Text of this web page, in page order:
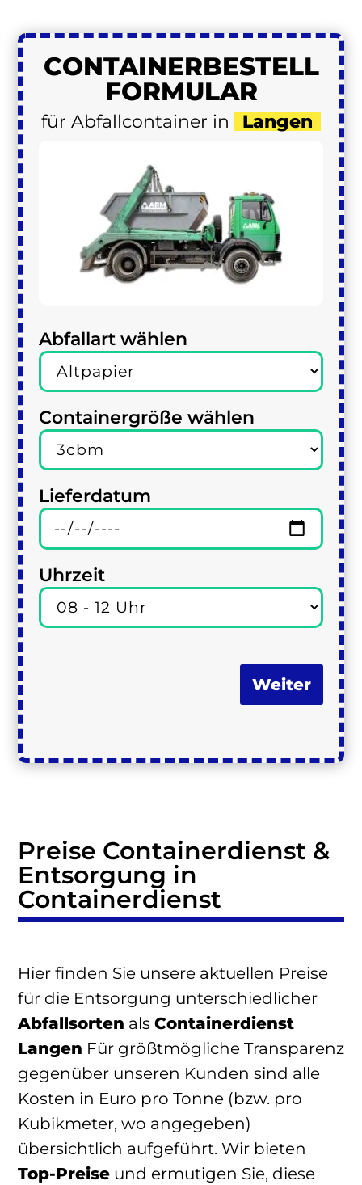
CONTAINERBESTELL
FORMULAR
für Abfallcontainer in Langen
Abfallart wählen
Containergröße wählen
Lieferdatum
Uhrzeit
Weiter
Preise Containerdienst &
Entsorgung in
Containerdienst
Hier finden Sie unsere aktuellen Preise
für die Entsorgung unterschiedlicher
Abfallsorten als Containerdienst
Langen Für größtmögliche Transparenz
gegenüber unseren Kunden sind alle
Kosten in Euro pro Tonne (bzw. pro
Kubikmeter, wo angegeben)
übersichtlich aufgeführt. Wir bieten
Top-Preise und ermutigen Sie, diese